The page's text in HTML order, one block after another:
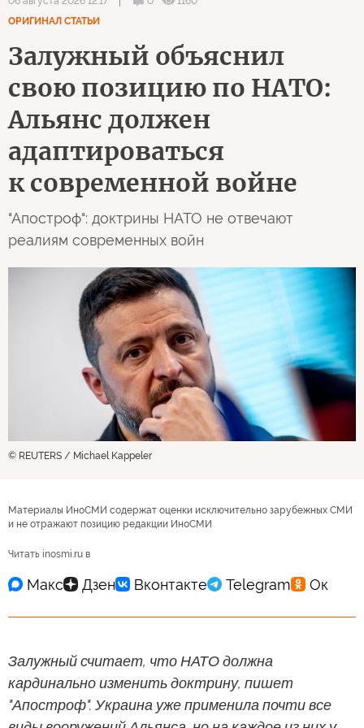
ОРИГИНАЛ СТАТЬИ
Залужный объяснил
свою позицию по НАТО:
Альянс должен
адаптироваться
к современной войне
"Апостроф": доктрины НАТО не отвечают
реалиям современных войн
© REUTERS / Michael Kappeler
Материалы ИноСМИ содержат оценки исключительно зарубежных СМИ
и не отражают позицию редакции ИноСМИ
Читать inosmi.ru в
Залужный считает, что НАТО должна
кардинально изменить доктрину, пишет
"Апостроф". Украина уже применила почти все